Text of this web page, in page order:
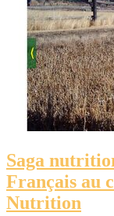
Saga
Français au
Nutrition